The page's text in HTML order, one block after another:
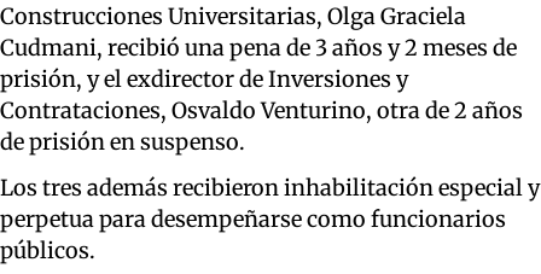
Construcciones Universitarias, Olga Graciela
Cudmani, recibió una pena de 3 años y 2 meses de
prisión, y el exdirector de Inversiones y
Contrataciones, Osvaldo Venturino, otra de 2 años
de prisión en suspenso.
Los tres además recibieron inhabilitación especial y
perpetua para desempeñarse como funcionarios
públicos.